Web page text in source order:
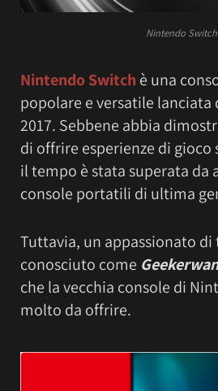
Nintendo Switch
Nintendo Switch è una
popolare e versatile lanciata
2017. Sebbene abbia
di offrire esperienze di
il tempo è stata superata da
console portatili di ultima
Tuttavia, un appassionato di
conosciuto come Geekerwan
che la vecchia console di
molto da offrire.